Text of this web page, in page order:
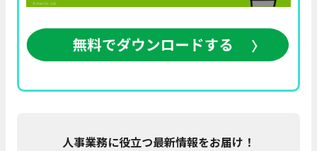
人事業務に役立つ最新情報をお届け！